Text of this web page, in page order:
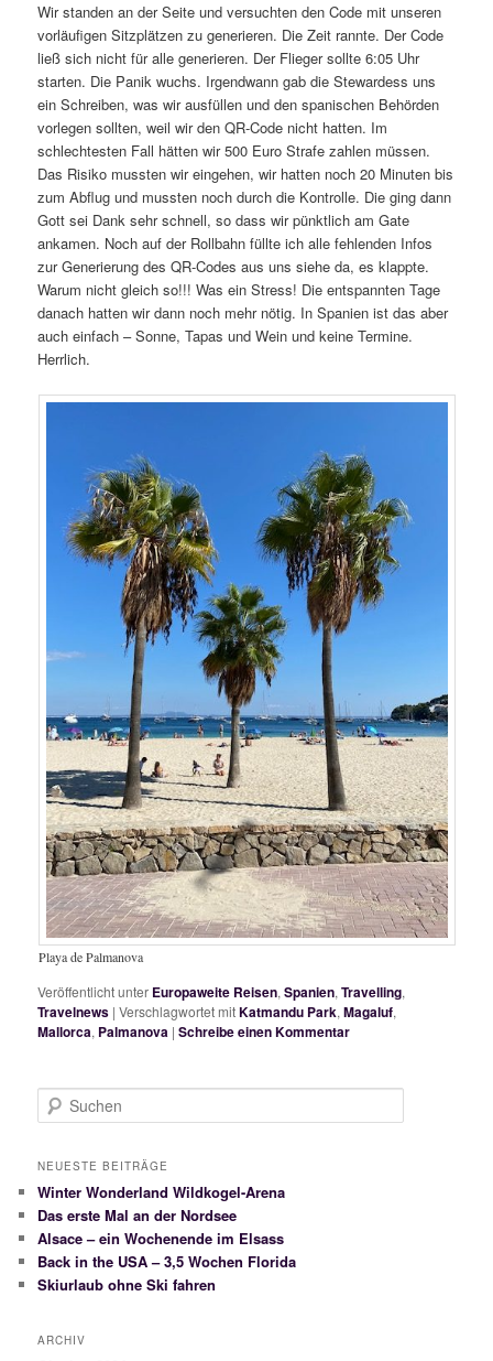
Wir standen an der Seite und versuchten den Code mit unseren
vorläufigen Sitzplätzen zu generieren. Die Zeit rannte. Der Code
ließ sich nicht für alle generieren. Der Flieger sollte 6:05 Uhr
starten. Die Panik wuchs. Irgendwann gab die Stewardess uns
ein Schreiben, was wir ausfüllen und den spanischen Behörden
vorlegen sollten, weil wir den QR-Code nicht hatten. Im
schlechtesten Fall hätten wir 500 Euro Strafe zahlen müssen.
Das Risiko mussten wir eingehen, wir hatten noch 20 Minuten bis
zum Abflug und mussten noch durch die Kontrolle. Die ging dann
Gott sei Dank sehr schnell, so dass wir pünktlich am Gate
ankamen. Noch auf der Rollbahn füllte ich alle fehlenden Infos
zur Generierung des QR-Codes aus uns siehe da, es klappte.
Warum nicht gleich so!!! Was ein Stress! Die entspannten Tage
danach hatten wir dann noch mehr nötig. In Spanien ist das aber
auch einfach – Sonne, Tapas und Wein und keine Termine.
Herrlich.
Playa de Palmanova
Veröffentlicht unter Europaweite Reisen,Spanien,Travelling,
Travelnews |Verschlagwortet mitKatmandu Park,Magaluf,
Mallorca, Palmanova |Schreibe einen Kommentar
u
h
n
NEUESTE BEITRÄGE
Winter Wonderland Wildkogel-Arena
Das erste Mal an der Nordsee
Alsace – ein Wochenende im Elsass
Back in the USA – 3,5 Wochen Florida
Skiurlaub ohne Ski fahren
ARCHIV